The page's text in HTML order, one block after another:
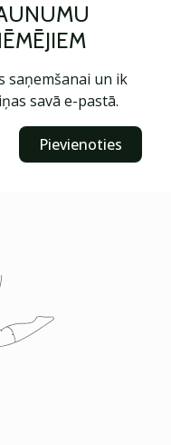
saņemšanai un ik
savā e-pastā.
Pievienoties